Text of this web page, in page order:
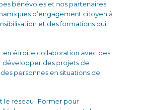
bénévoles et nos partenaires
d’engagement citoyen à
et des formations qui
en étroite collaboration avec des
développer des projets de
personnes en situations de
le réseau "Former pour